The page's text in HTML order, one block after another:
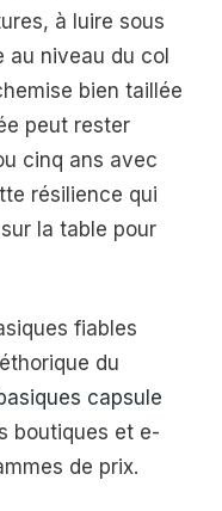
à luire sous
au niveau du col
bien taillée
peut rester
cinq ans avec
résilience qui
la table pour
fiables
du
capsule
boutiques et e-
de prix.